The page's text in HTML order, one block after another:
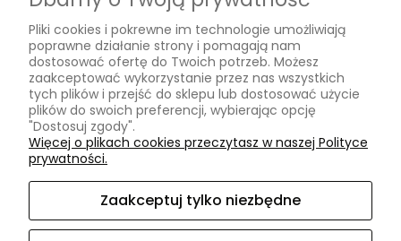
Formy płatności
Czas i koszty dostawy
Czas realizacji zamówienia
Informacje
O nas
Kontakt
Pliki cookies i pokrewne im technologie umożliwiają
poprawne działanie strony i pomagają nam
dostosować ofertę do Twoich potrzeb. Możesz
zaakceptować wykorzystanie przez nas wszystkich
tych plików i przejść do sklepu lub dostosować użycie
plików do swoich preferencji, wybierając opcję
"Dostosuj zgody".
Więcej o plikach cookies przeczytasz w naszej Polityce
prywatności.
Zaakceptuj tylko niezbędne